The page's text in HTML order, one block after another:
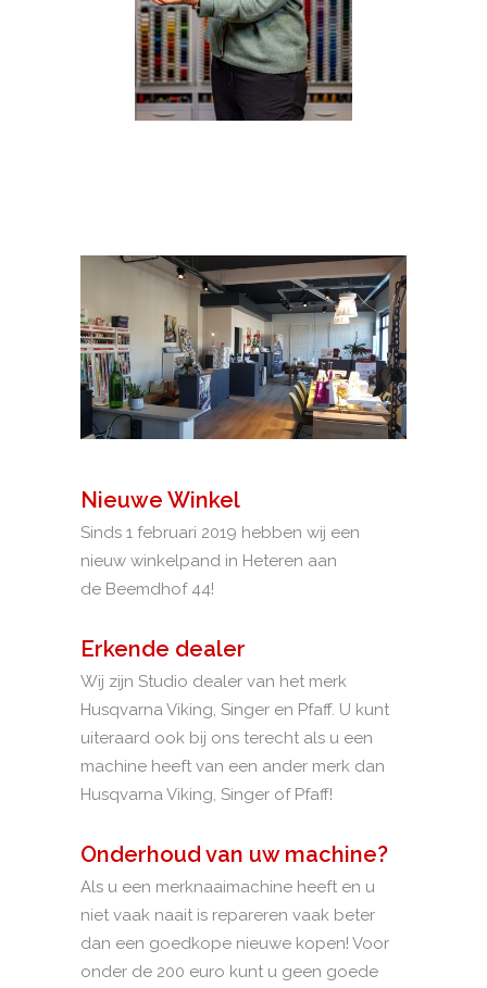
Nieuwe Winkel
Sinds 1 februari 2019 hebben wij een
nieuw winkelpand in Heteren aan
de Beemdhof 44!
Erkende dealer
Wij zijn Studio dealer van het merk
Husqvarna Viking, Singer en Pfaff. U kunt
uiteraard ook bij ons terecht als u een
machine heeft van een ander merk dan
Husqvarna Viking, Singer of Pfaff!
Onderhoud van uw machine?
Als u een merknaaimachine heeft en u
niet vaak naait is repareren vaak beter
dan een goedkope nieuwe kopen! Voor
onder de 200 euro kunt u geen goede